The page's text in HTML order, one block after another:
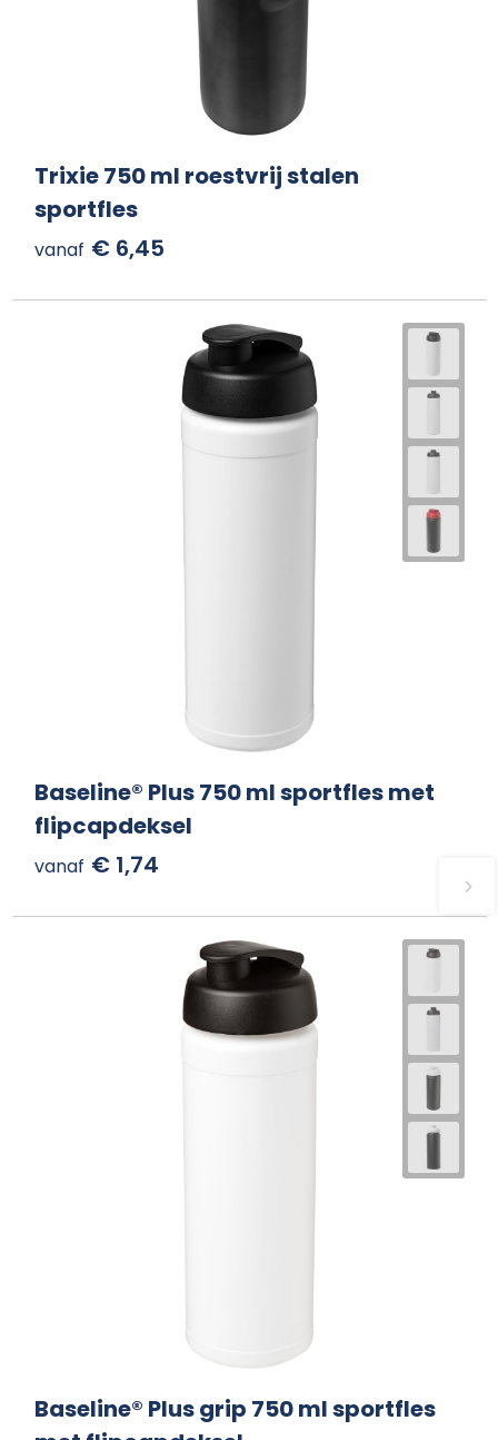
Trixie 750 ml roestvrij stalen
sportfles
vanaf € 6,45
Baseline® Plus 750 ml sportfles met
flipcapdeksel
vanaf € 1,74
Baseline® Plus grip 750 ml sportfles